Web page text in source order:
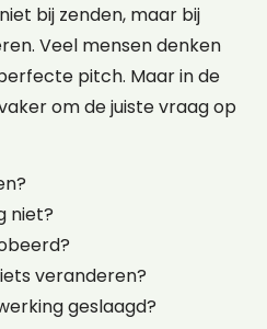
bij zenden, maar bij
Veel mensen denken
pitch. Maar in de
om de juiste vraag op
niet?
veranderen?
geslaagd?